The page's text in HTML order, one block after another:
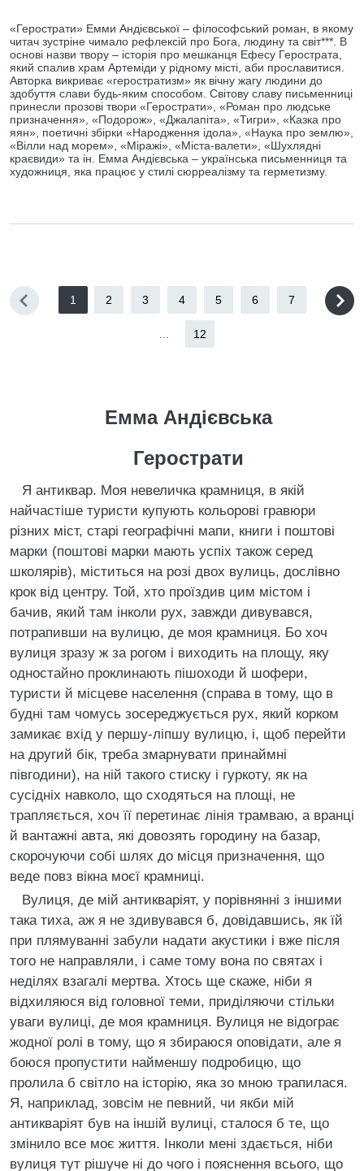
«Герострати» Емми Андієвської – філософський роман, в якому
читач зустріне чимало рефлексій про Бога, людину та світ***. В
основі назви твору – історія про мешканця Ефесу Герострата,
який спалив храм Артеміди у рідному місті, аби прославитися.
Авторка викриває «геростратизм» як вічну жагу людини до
здобуття слави будь-яким способом. Світову славу письменниці
принесли прозові твори «Герострати», «Роман про людське
призначення», «Подорож», «Джалапіта», «Тигри», «Казка про
яян», поетичні збірки «Народження ідола», «Наука про землю»,
«Вілли над морем», «Міражі», «Міста-валети», «Шухлядні
краєвиди» та ін. Емма Андієвська – українська письменниця та
художниця, яка працює у стилі сюрреалізму та герметизму.
1 2 3 4 5 6 7
12
Емма Андієвська
Герострати
Я антиквар. Моя невеличка крамниця, в якій
найчастіше туристи купують кольорові гравюри
різних міст, старі географічні мапи, книги і поштові
марки (поштові марки мають успіх також серед
школярів), міститься на розі двох вулиць, дослівно
крок від центру. Той, хто проїздив цим містом і
бачив, який там інколи рух, завжди дивувався,
потрапивши на вулицю, де моя крамниця. Бо хоч
вулиця зразу ж за рогом і виходить на площу, яку
одностайно проклинають пішоходи й шофери,
туристи й місцеве населення (справа в тому, що в
будні там чомусь зосереджується рух, який корком
замикає вхід у першу-ліпшу вулицю, і, щоб перейти
на другий бік, треба змарнувати принаймні
півгодини), на ній такого стиску і гуркоту, як на
сусідніх навколо, що сходяться на площі, не
трапляється, хоч її перетинає лінія трамваю, а вранці
й вантажні авта, які довозять городину на базар,
скорочуючи собі шлях до місця призначення, що
веде повз вікна моєї крамниці.
Вулиця, де мій антикваріят, у порівнянні з іншими
така тиха, аж я не здивувався б, довідавшись, як їй
при плямуванні забули надати акустики і вже після
того не направляли, і саме тому вона по святах і
неділях взагалі мертва. Хтось ще скаже, ніби я
відхиляюся від головної теми, приділяючи стільки
уваги вулиці, де моя крамниця. Вулиця не відограє
жодної ролі в тому, що я збираюся оповідати, але я
боюся пропустити найменшу подробицю, що
пролила б світло на історію, яка зо мною трапилася.
Я, наприклад, зовсім не певний, чи якби мій
антикваріят був на іншій вулиці, сталося б те, що
змінило все моє життя. Інколи мені здається, ніби
вулиця тут рішуче ні до чого і пояснення всього, що